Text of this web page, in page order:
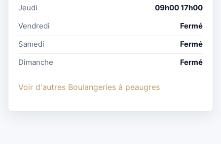
Jeudi
09h00 17h00
Vendredi
Fermé
Samedi
Fermé
Dimanche
Fermé
Voir d'autres Boulangeries à peaugres